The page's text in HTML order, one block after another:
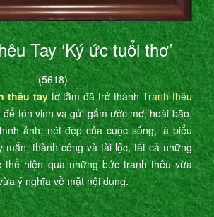
Tay ‘Ký ức tuổi thơ’
(5618)
thêu taytơ tằm đã trở thànhTranh thêu
để tôn vinh và gửi gắm ước mơ, hoài bão,
ảnh, nét đẹp của cuộc sống, là biểu
mắn, thành công và tài lộc, tất cả những
thể hiện qua những bức tranh thêu vừa
ý nghĩa về mặt nội dung.